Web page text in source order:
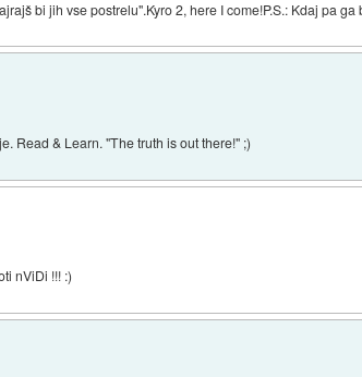
bi jih vse postrelu".Kyro 2, here I come!P.S.: Kdaj pa
Read & Learn. "The truth is out there!" ;)
nViDi !!! :)